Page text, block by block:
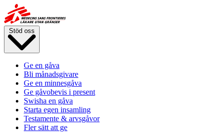
Hoppa
till
huvudinnehåll
Stöd oss
Ge en gåva
Bli månadsgivare
Ge en minnesgåva
Ge gåvobevis i present
Swisha en gåva
Starta egen insamling
Testamente & arvsgåvor
Fler sätt att ge